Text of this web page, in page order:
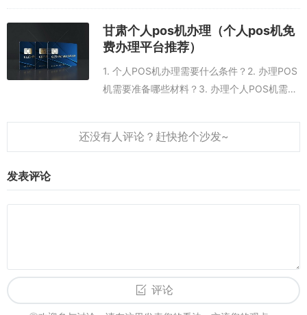
最流行的智能pos机支付。而智能pos机的普
及，也为个人支付提供了更加便捷的服务。本
文将深入讨论个人申请智能pos机所需...
甘肃个人pos机办理（个人pos机免
费办理平台推荐）
1. 个人POS机办理需要什么条件？2. 办理POS
机需要准备哪些材料？3. 办理个人POS机需要
5. 个人POS机可以收取哪些费用？1. 个人POS
机办...
发表评论
评论